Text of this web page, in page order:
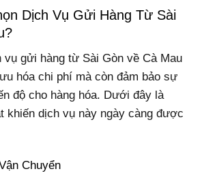
Dịch Vụ Gửi Hàng Từ Sài
gửi hàng từ Sài Gòn về Cà Mau
hóa chi phí mà còn đảm bảo sự
độ cho hàng hóa. Dưới đây là
khiến dịch vụ này ngày càng được
Chuyển